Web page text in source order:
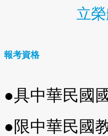
立
報考資格
●具中華民國
●限中華民國